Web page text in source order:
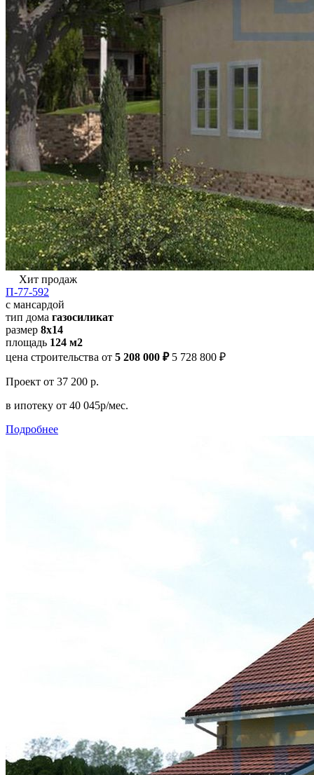
Хит продаж
П-77-592
с мансардой
тип дома газосиликат
размер 8х14
площадь 124 м2
цена строительства от 5 208 000 ₽ 5 728 800 ₽
Проект от 37 200 р.
в ипотеку от 40 045р/мес.
Подробнее